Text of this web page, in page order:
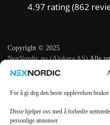
For å gi deg den beste opplevelsen
Disse hjelper oss med å forbedre
personlige annonser.
4.97 rating(862
Copyright © 2025
NexNordic.no (Alokera AS)Alle